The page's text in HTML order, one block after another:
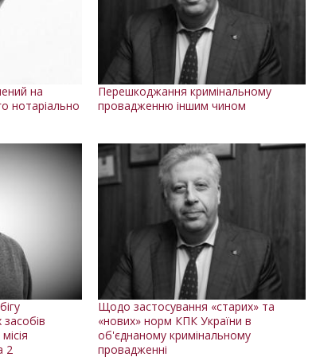
на
нотаріально
Перешкоджання кримінальному
провадженню іншим чином
засобів
2
Щодо застосування «старих» та
«нових» норм КПК України в
об'єднаному кримінальному
провадженні